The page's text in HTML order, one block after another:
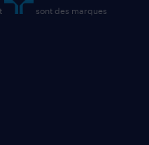
sont des marques